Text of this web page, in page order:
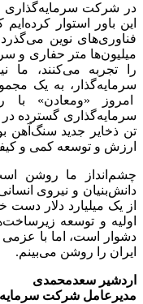
در شرکت سرمایه‌گذاری
این باور استوار
فناوری‌های نوین
میلیون‌ها متر حفاری و
را تجربه می‌کنند، ما
سرمایه‌گذار، به یک
امروز «ومعادن»
تن ذخایر جدید سنگ‌آهن
ارزش و توسعه کمی و
چشم‌انداز ما روشن
از یک میلیارد دلار دست
اولیه و توسعه
دشوار است، اما با
ایران را روشن می‌بینم.
اردشیر سعدمحمدی
مدیرعامل شرکت